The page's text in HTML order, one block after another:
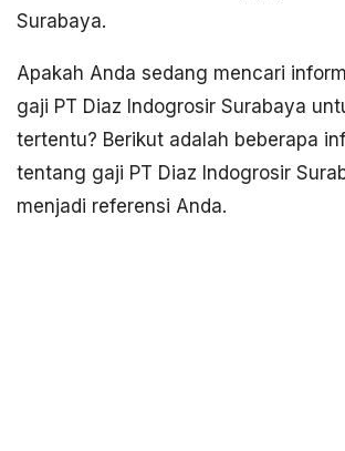
Surabaya.
Apakah Anda sedang mencari
gaji PT Diaz Indogrosir Surabaya
tertentu? Berikut adalah beberapa
tentang gaji PT Diaz Indogrosir
menjadi referensi Anda.